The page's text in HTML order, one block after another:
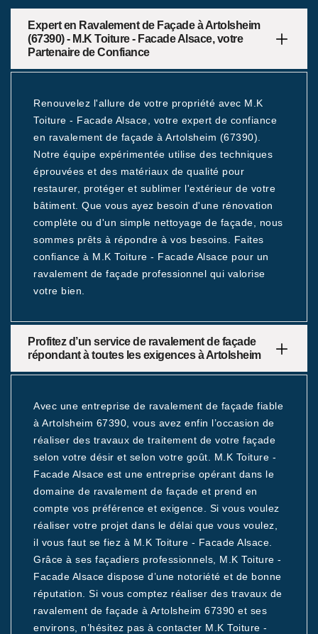
Expert en Ravalement de Façade à Artolsheim
(67390) - M.K Toiture - Facade Alsace, votre
Partenaire de Confiance
Renouvelez l'allure de votre propriété avec M.K
Toiture - Facade Alsace, votre expert de confiance
en ravalement de façade à Artolsheim (67390).
Notre équipe expérimentée utilise des techniques
éprouvées et des matériaux de qualité pour
restaurer, protéger et sublimer l'extérieur de votre
bâtiment. Que vous ayez besoin d'une rénovation
complète ou d'un simple nettoyage de façade, nous
sommes prêts à répondre à vos besoins. Faites
confiance à M.K Toiture - Facade Alsace pour un
ravalement de façade professionnel qui valorise
votre bien.
Profitez d’un service de ravalement de façade
répondant à toutes les exigences à Artolsheim
Avec une entreprise de ravalement de façade fiable
à Artolsheim 67390, vous avez enfin l’occasion de
réaliser des travaux de traitement de votre façade
selon votre désir et selon votre goût. M.K Toiture -
Facade Alsace est une entreprise opérant dans le
domaine de ravalement de façade et prend en
compte vos préférence et exigence. Si vous voulez
réaliser votre projet dans le délai que vous voulez,
il vous faut se fiez à M.K Toiture - Facade Alsace.
Grâce à ses façadiers professionnels, M.K Toiture -
Facade Alsace dispose d’une notoriété et de bonne
réputation. Si vous comptez réaliser des travaux de
ravalement de façade à Artolsheim 67390 et ses
environs, n’hésitez pas à contacter M.K Toiture -